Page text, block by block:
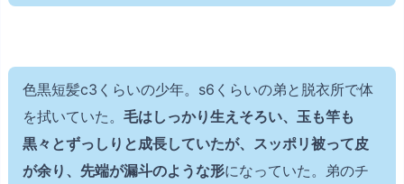
色黒短髪c3くらいの少年。s6くらいの弟と脱衣所で体
を拭いていた。 毛はしっかり生えそろい、玉も竿も
黒々とずっしりと成長していたが、スッポリ被って皮
が余り、先端が漏斗のような形になっていた。弟のチ